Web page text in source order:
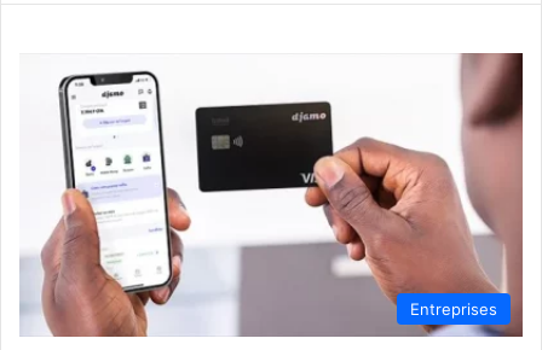
Entreprises